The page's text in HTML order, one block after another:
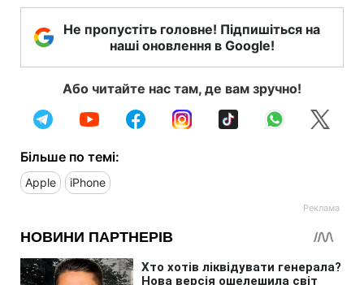
Не пропустіть головне! Підпишіться на
наші оновлення в Google!
Або читайте нас там, де вам зручно!
Більше по темі:
Apple iPhone